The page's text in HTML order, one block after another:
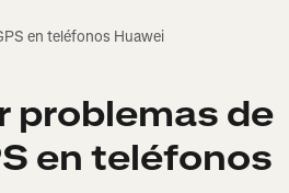
en teléfonos Huawei
problemas de
en teléfonos